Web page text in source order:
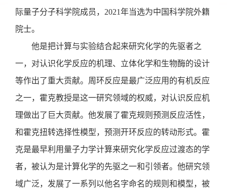
际量子分子科学院成员，2021年当选为中国科学院外籍
院士。
他是把计算与实验结合起来研究化学的先驱者之
一，对认识化学反应的机理、立体化学和生物酶的设计
等作出了重大贡献。周环反应是最广泛应用的有机反应
之一，霍克教授是这一研究领域的权威，对认识反应机
理做出了巨大贡献。他发展了霍克规则预测反应活性，
和霍克扭转选择性模型，预测开环反应的转动形式。霍
克是最早利用量子力学计算来研究化学反应过渡态的学
者，被认为是计算化学的先驱之一和引领者。他研究领
域广泛，发展了一系列以他名字命名的规则和模型，被